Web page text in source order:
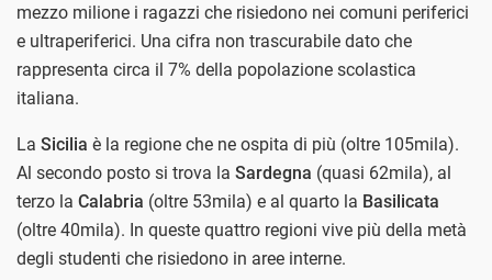
mezzo milione i ragazzi che risiedono nei comuni periferici
e ultraperiferici. Una cifra non trascurabile dato che
rappresenta circa il 7% della popolazione scolastica
italiana.
La Sicilia è la regione che ne ospita di più (oltre 105mila).
Al secondo posto si trova la Sardegna (quasi 62mila), al
terzo la Calabria (oltre 53mila) e al quarto la Basilicata
(oltre 40mila). In queste quattro regioni vive più della metà
degli studenti che risiedono in aree interne.